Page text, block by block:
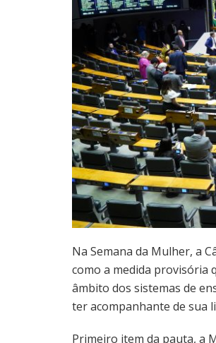
Na Semana da Mulher, a
como a medida provisória
âmbito dos sistemas de
ter acompanhante de sua
Primeiro item da pauta, a